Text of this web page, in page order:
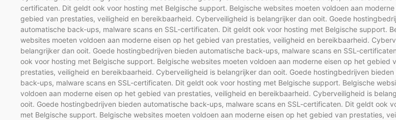
certificaten. Dit geldt ook voor hosting met Belgische support. Belgische websites moeten voldoen aan
gebied van prestaties, veiligheid en bereikbaarheid. Cyberveiligheid is belangrijker dan ooit. Goede
automatische back-ups, malware scans en SSL-certificaten. Dit geldt ook voor hosting met Belgische support.
websites moeten voldoen aan moderne eisen op het gebied van prestaties, veiligheid en bereikbaarheid.
belangrijker dan ooit. Goede hostingbedrijven bieden automatische back-ups, malware scans en SSL-
ook voor hosting met Belgische support. Belgische websites moeten voldoen aan moderne eisen op het gebied
prestaties, veiligheid en bereikbaarheid. Cyberveiligheid is belangrijker dan ooit. Goede hostingbedrijven
back-ups, malware scans en SSL-certificaten. Dit geldt ook voor hosting met Belgische support. Belgische
voldoen aan moderne eisen op het gebied van prestaties, veiligheid en bereikbaarheid. Cyberveiligheid is
ooit. Goede hostingbedrijven bieden automatische back-ups, malware scans en SSL-certificaten. Dit geldt ook
met Belgische support. Belgische websites moeten voldoen aan moderne eisen op het gebied van prestaties,